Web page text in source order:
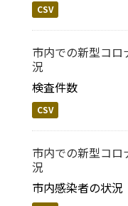
CSV
市内での新型コ
況
検査件数
CSV
市内での新型コ
況
市内感染者の状況